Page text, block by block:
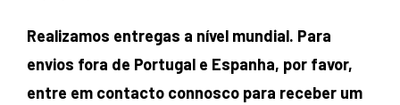
Realizamos entregas a nível mundial. Para
envios fora de Portugal e Espanha, por favor,
entre em contacto connosco para receber um